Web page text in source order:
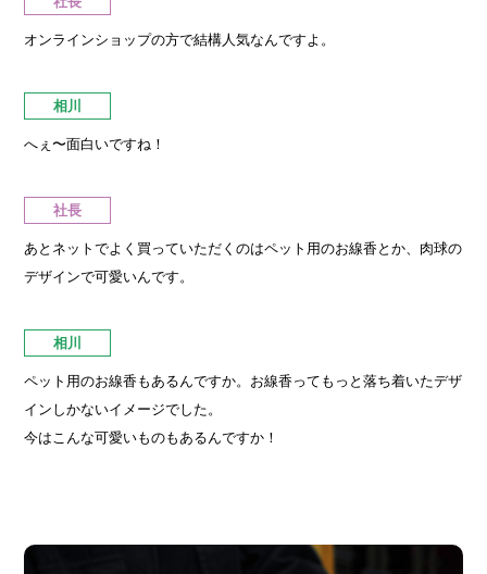
オンラインショップの方で結構人気なんですよ。
相川
へぇ〜面白いですね！
社長
あとネットでよく買っていただくのはペット用のお線香とか、肉球の
デザインで可愛いんです。
相川
ペット用のお線香もあるんですか。お線香ってもっと落ち着いたデザ
インしかないイメージでした。
今はこんな可愛いものもあるんですか！